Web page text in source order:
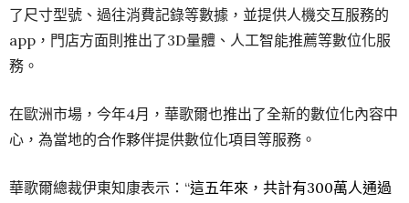
了尺寸型號、過往消費記錄等數據，並提供人機交互服務的
app，門店方面則推出了3D量體、人工智能推薦等數位化服
務。
在歐洲市場，今年4月，華歌爾也推出了全新的數位化內容中
心，為當地的合作夥伴提供數位化項目等服務。
華歌爾總裁伊東知康表示：“這五年來，共計有300萬人通過